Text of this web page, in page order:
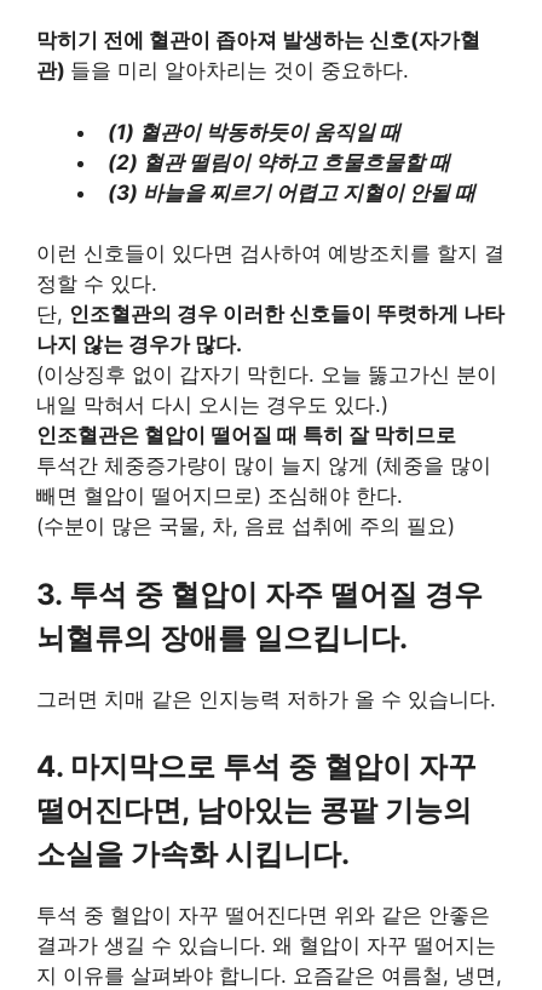
막히기 전에 혈관이 좁아져 발생하는 신호(자가혈
관) 들을 미리 알아차리는 것이 중요하다.
(1) 혈관이 박동하듯이 움직일 때
(2) 혈관 떨림이 약하고 흐물흐물할 때
(3) 바늘을 찌르기 어렵고 지혈이 안될 때
이런 신호들이 있다면 검사하여 예방조치를 할지 결
정할 수 있다.
단, 인조혈관의 경우 이러한 신호들이 뚜렷하게 나타
나지 않는 경우가 많다.
(이상징후 없이 갑자기 막힌다. 오늘 뚫고가신 분이
내일 막혀서 다시 오시는 경우도 있다.)
인조혈관은 혈압이 떨어질 때 특히 잘 막히므로
투석간 체중증가량이 많이 늘지 않게 (체중을 많이
빼면 혈압이 떨어지므로) 조심해야 한다.
(수분이 많은 국물, 차, 음료 섭취에 주의 필요)
3. 투석 중 혈압이 자주 떨어질 경우
뇌혈류의 장애를 일으킵니다.
그러면 치매 같은 인지능력 저하가 올 수 있습니다.
4. 마지막으로 투석 중 혈압이 자꾸
떨어진다면, 남아있는 콩팥 기능의
소실을 가속화 시킵니다.
투석 중 혈압이 자꾸 떨어진다면 위와 같은 안좋은
결과가 생길 수 있습니다. 왜 혈압이 자꾸 떨어지는
지 이유를 살펴봐야 합니다. 요즘같은 여름철, 냉면,